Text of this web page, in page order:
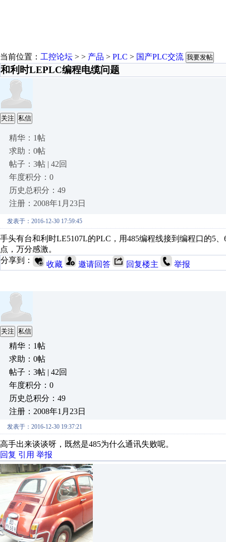
当前位置： 工控论坛 > > 产品 > PLC > 国产PLC交流 我要发帖
和利时LEPLC编程电缆问题
关注 私信
精华：1帖
求助：0帖
帖子：3帖 | 42回
年度积分：0
历史总积分：49
注册：2008年1月23日
发表于：2016-12-30 17:59:45
手头有台和利时LE5107L的PLC，用485编程线接到编程口的5
点，万分感激。
分享到：
收藏 邀请回答 回复楼主 举报
关注 私信
精华：1帖
求助：0帖
帖子：3帖 | 42回
年度积分：0
历史总积分：49
注册：2008年1月23日
发表于：2016-12-30 19:37:21
高手出来谈谈呀，既然是485为什么通讯失败呢。
回复 引用 举报